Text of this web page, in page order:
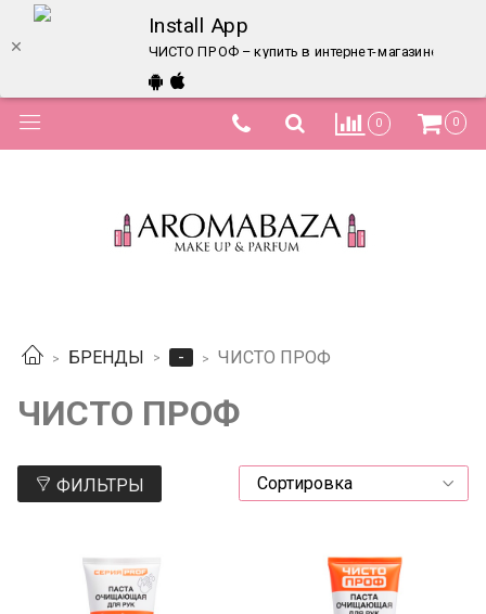
Install App
ЧИСТО ПРОФ – купить в интернет-магазине по
0 0
БРЕНДЫ - ЧИСТО ПРОФ
ЧИСТО ПРОФ
ФИЛЬТРЫ